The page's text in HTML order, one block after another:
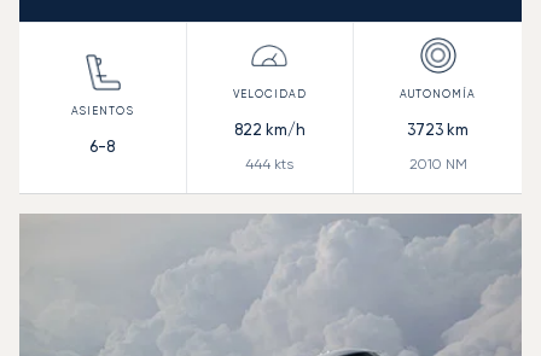
6-8
822 km/h
444 kts
3723 km
2010 NM